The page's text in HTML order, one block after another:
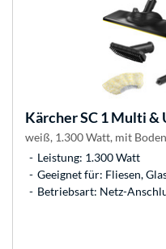
KärcherSC 1 Multi &
weiß, 1.300 Watt, mit
Leistung: 1.300 Watt
Geeignet für: Fliesen,
Betriebsart: Netz-